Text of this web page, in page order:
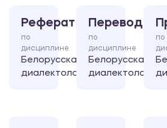
Реферат
по
дисциплине
Белорусская
диалектология
Перевод
по
дисциплине
Белорусская
диалектология
по